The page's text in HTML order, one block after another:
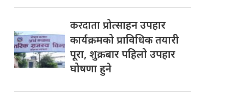
करदाताप्रोत्साहन उपहार
कार्यक्रमको प्राविधिक तयारी
पूरा, शुक्रबार पहिलो उपहार
घोषणा हुने